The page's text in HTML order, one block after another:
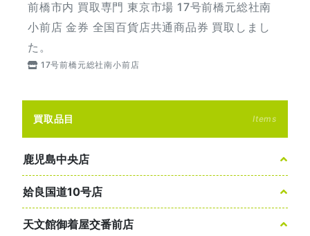
前橋市内 買取専門 東京市場 17号前橋元総社南
小前店 金券 全国百貨店共通商品券 買取しまし
た。
17号前橋元総社南小前店
買取品目 Items
鹿児島中央店
姶良国道10号店
天文館御着屋交番前店